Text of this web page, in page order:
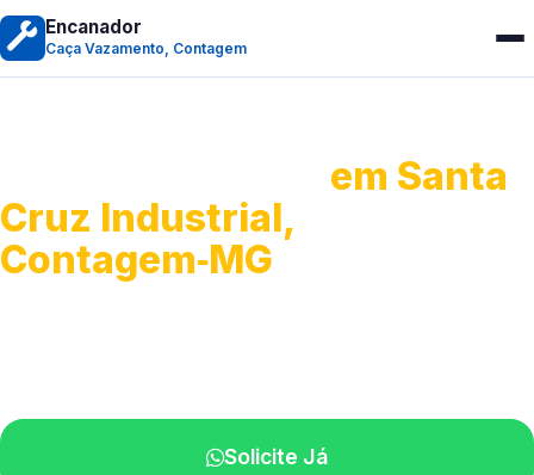
Encanador
Caça Vazamento, Contagem
em Santa
Cruz Industrial,
Contagem‑MG
Solicite Já